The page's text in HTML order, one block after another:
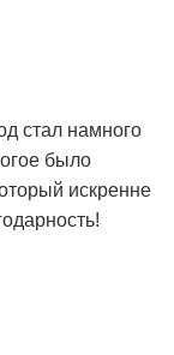
стал намного
было
искренне